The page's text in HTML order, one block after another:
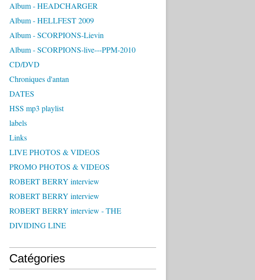
Album - HEADCHARGER
Album - HELLFEST 2009
Album - SCORPIONS-Lievin
Album - SCORPIONS-live---PPM-2010
CD/DVD
Chroniques d'antan
DATES
HSS mp3 playlist
labels
Links
LIVE PHOTOS & VIDEOS
PROMO PHOTOS & VIDEOS
ROBERT BERRY interview
ROBERT BERRY interview
ROBERT BERRY interview - THE
DIVIDING LINE
Catégories